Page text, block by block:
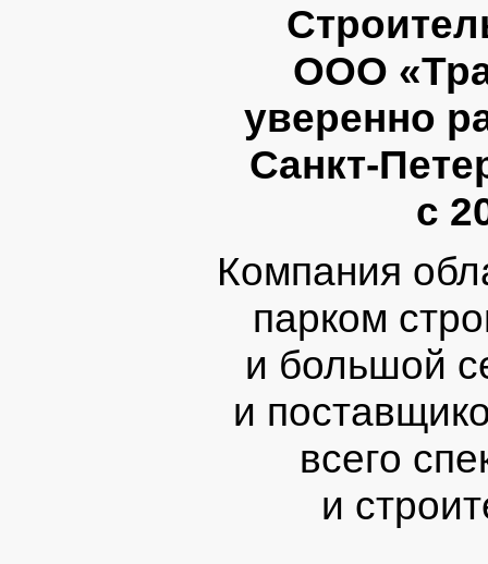
ООО
уверенно
Санкт-
с
Компания
парком
и большой
и
всего
и